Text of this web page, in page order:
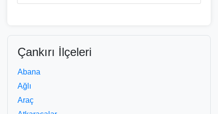
Çankırı İlçeleri
Abana
Ağlı
Araç